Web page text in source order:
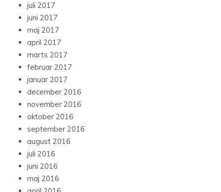
juli 2017
juni 2017
maj 2017
april 2017
marts 2017
februar 2017
januar 2017
december 2016
november 2016
oktober 2016
september 2016
august 2016
juli 2016
juni 2016
maj 2016